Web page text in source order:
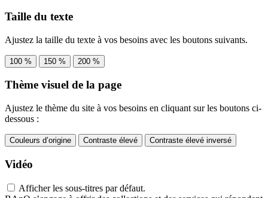
Taille du texte
Ajustez la taille du texte à vos besoins avec les boutons suivants.
100 % 150 % 200 %
Thème visuel de la page
Ajustez le thème du site à vos besoins en cliquant sur les boutons ci-
dessous :
Couleurs d’origine Contraste élevé Contraste élevé inversé
Vidéo
Afficher les sous-titres par défaut.